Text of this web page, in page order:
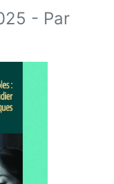
- Par